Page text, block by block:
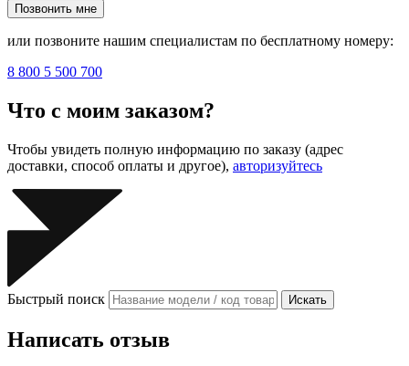
Позвонить мне
или позвоните нашим специалистам по бесплатному номеру:
8 800 5 500 700
Что с моим заказом?
Чтобы увидеть полную информацию по заказу (адрес
доставки, способ оплаты и другое), авторизуйтесь
Быстрый поиск Искать
Написать отзыв